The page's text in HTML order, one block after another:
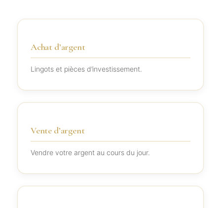
Achat d’argent
Lingots et pièces d’investissement.
Vente d’argent
Vendre votre argent au cours du jour.